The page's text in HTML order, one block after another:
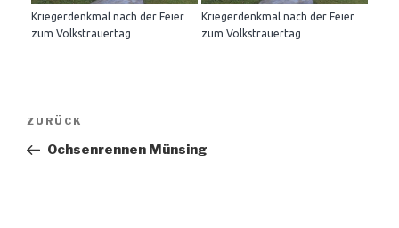
Kriegerdenkmal nach der Feier
zum Volkstrauertag
Kriegerdenkmal nach der Feier
zum Volkstrauertag
Beitragsnavigation
Vorheriger
Beitrag
ZURÜCK
Ochsenrennen Münsing